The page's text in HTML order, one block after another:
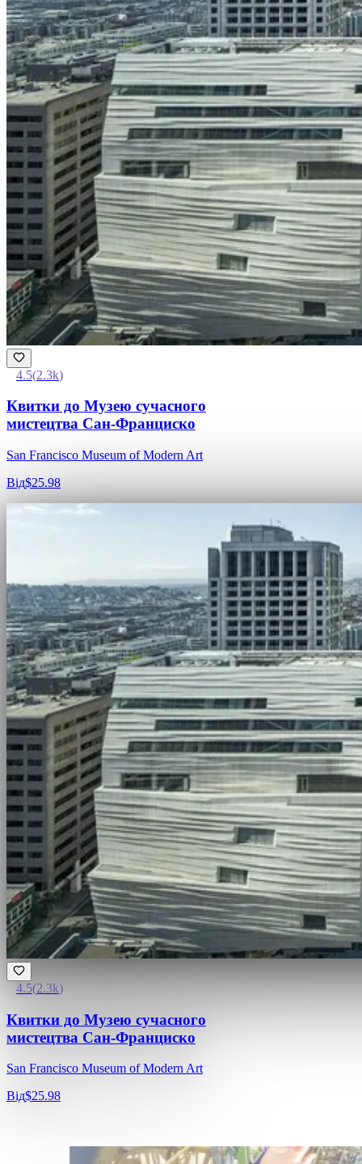
4.5(2.3k)
Квитки до Музею сучасного
мистецтва Сан-Франциско
San Francisco Museum of Modern Art
Від$25.98
4.5(2.3k)
Квитки до Музею сучасного
мистецтва Сан-Франциско
San Francisco Museum of Modern Art
Від$25.98